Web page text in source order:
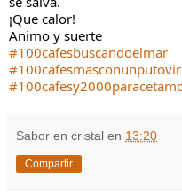
¡Que calor!
Animo y suerte
#100cafesbuscandoelmar
Sabor en cristal en 13:20
Compartir